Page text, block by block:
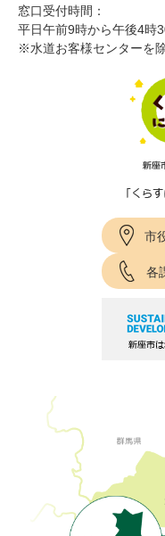
窓口受付時間：
平日午前9時から午後4時
※水道お客様センターを
市
各